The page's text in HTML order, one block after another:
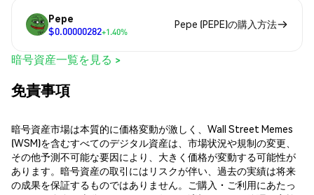
Pepe
$0.00000282+1.40%
Pepe (PEPE)の購入方法
暗号資産一覧を見る >
免責事項
暗号資産市場は本質的に価格変動が激しく、Wall Street Memes
(WSM)を含むすべてのデジタル資産は、市場状況や規制の変更、
その他予測不可能な要因により、大きく価格が変動する可能性が
あります。暗号資産の取引にはリスクが伴い、過去の実績は将来
の成果を保証するものではありません。ご購入・ご利用にあたっ